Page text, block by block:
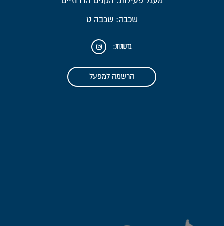
שכבה: שכבה ט
ברשתות:
הרשמה למפעל